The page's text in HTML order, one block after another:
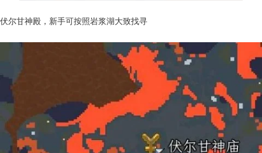
伏尔甘神殿，新手可按照岩浆湖大致找寻